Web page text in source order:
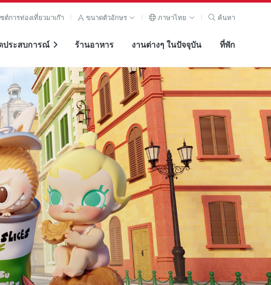
ซต์การท่องเที่ยวมาเก๊า ขนาดตัวอักษร ภาษาไทย ค้นหา
ประสบการณ์ ร้านอาหาร งานต่างๆ ในปัจจุบัน ที่พัก